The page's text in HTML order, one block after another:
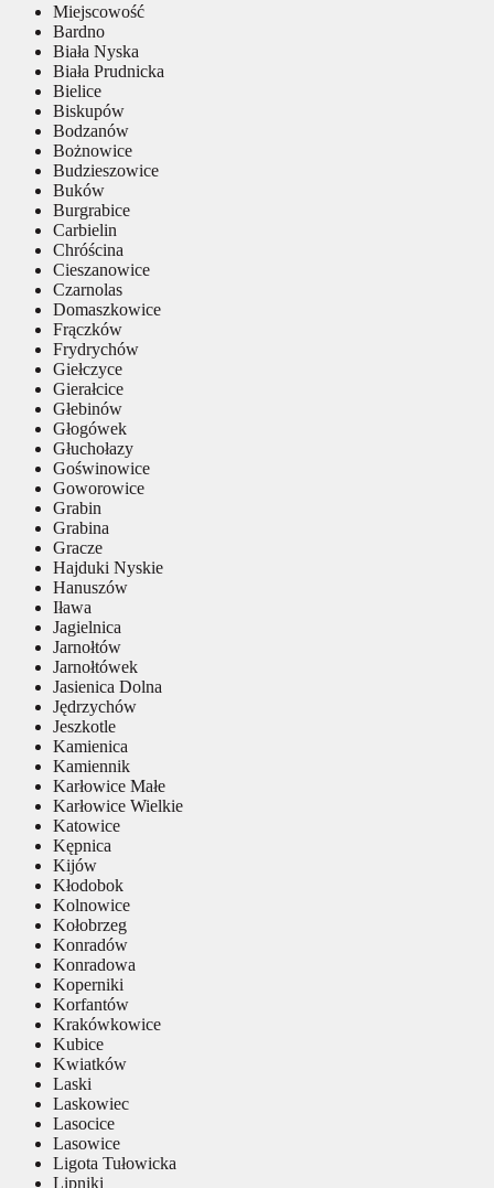
Miejscowość
Bardno
Biała Nyska
Biała Prudnicka
Bielice
Biskupów
Bodzanów
Bożnowice
Budzieszowice
Buków
Burgrabice
Carbielin
Chróścina
Cieszanowice
Czarnolas
Domaszkowice
Frączków
Frydrychów
Giełczyce
Gierałcice
Głebinów
Głogówek
Głuchołazy
Goświnowice
Goworowice
Grabin
Grabina
Gracze
Hajduki Nyskie
Hanuszów
Iława
Jagielnica
Jarnołtów
Jarnołtówek
Jasienica Dolna
Jędrzychów
Jeszkotle
Kamienica
Kamiennik
Karłowice Małe
Karłowice Wielkie
Katowice
Kępnica
Kijów
Kłodobok
Kolnowice
Kołobrzeg
Konradów
Konradowa
Koperniki
Korfantów
Krakówkowice
Kubice
Kwiatków
Laski
Laskowiec
Lasocice
Lasowice
Ligota Tułowicka
Lipniki